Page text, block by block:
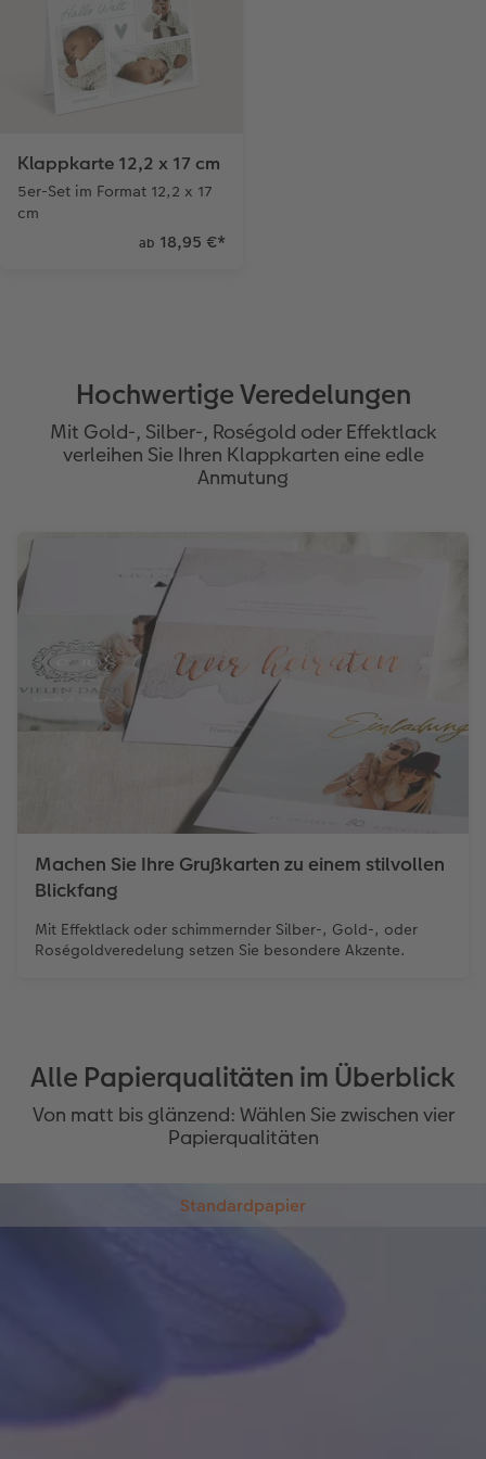
Klappkarte 12,2 x 17 cm
5er-Set im Format 12,2 x 17
cm
ab 18,95 €*
Hochwertige Veredelungen
Mit Gold-, Silber-, Roségold oder Effektlack
verleihen Sie Ihren Klappkarten eine edle
Anmutung
Machen Sie Ihre Grußkarten zu einem stilvollen
Blickfang
Mit Effektlack oder schimmernder Silber-, Gold-, oder
Roségoldveredelung setzen Sie besondere Akzente.
Alle Papierqualitäten im Überblick
Von matt bis glänzend: Wählen Sie zwischen vier
Papierqualitäten